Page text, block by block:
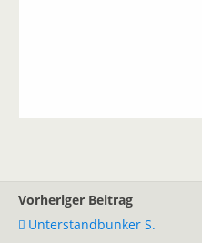
Vorheriger Beitrag
Unterstandbunker S.